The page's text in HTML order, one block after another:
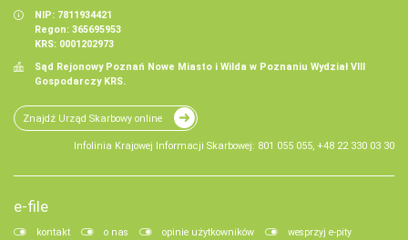
NIP: 7811934421
Regon: 365695953
KRS: 0001202973
Sąd Rejonowy Poznań Nowe Miasto i Wilda w Poznaniu Wydział VIII
Gospodarczy KRS.
Znajdź Urząd Skarbowy online
Infolinia Krajowej Informacji Skarbowej: 801 055 055, +48 22 330 03 30
e-file
kontakt o nas opinie użytkowników
wesprzyj e-pity